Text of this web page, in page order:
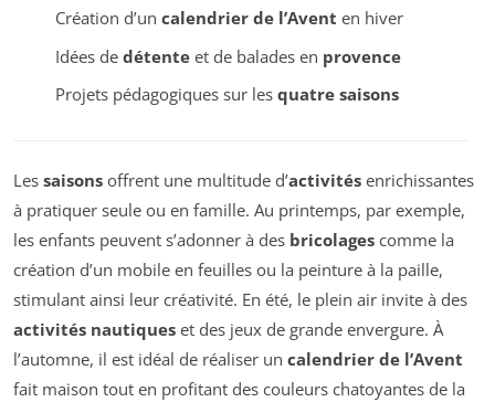
Création d’un calendrier de l’Avent en hiver
Idées de détenteet de balades en provence
Projets pédagogiques sur les quatre saisons
Les saisons offrent une multitude d’activités enrichissantes
à pratiquer seule ou en famille. Au printemps, par exemple,
les enfants peuvent s’adonner à des bricolages comme la
création d’un mobile en feuilles ou la peinture à la paille,
stimulant ainsi leur créativité. En été, le plein air invite à des
activités nautiques et des jeux de grande envergure. À
l’automne, il est idéal de réaliser un calendrier de l’Avent
fait maison tout en profitant des couleurs chatoyantes de la